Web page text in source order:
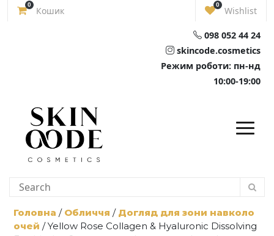
Skip
0
Кошик
0
Wishlist
098 052 44 24
skincode.cosmetics
Режим роботи: пн-нд
10:00-19:00
Головна / Обличчя / Догляд для зони навколо
очей / Yellow Rose Collagen & Hyaluronic Dissolving